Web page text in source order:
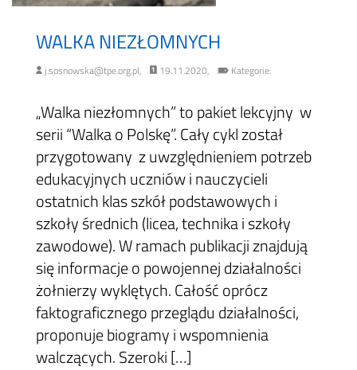
WALKA NIEZŁOMNYCH
j.sosnowska@tpe.org.pl, 19.11.2020, Kategorie:
„Walka niezłomnych” to pakiet lekcyjny w
serii “Walka o Polskę”. Cały cykl został
przygotowany z uwzględnieniem potrzeb
edukacyjnych uczniów i nauczycieli
ostatnich klas szkół podstawowych i
szkoły średnich (licea, technika i szkoły
zawodowe). W ramach publikacji znajdują
się informacje o powojennej działalności
żołnierzy wyklętych. Całość oprócz
faktograficznego przeglądu działalności,
proponuje biogramy i wspomnienia
walczących. Szeroki […]